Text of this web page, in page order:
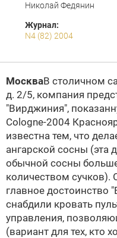
Николай Федянин
Журнал:
N4 (82) 2004
МоскваВ столичном
д. 2/5, компания
"Вирджиния",
Cologne-2004
известна тем, что
ангарской сосны (эта
обычной сосны
количеством сучков).
главное
снабдили кровать
управления,
(вариант для тех, кто